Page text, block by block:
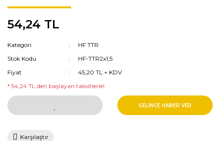
54,24 TL
Kategori
HF TTR
Stok Kodu
HF-TTR2x1,5
Fiyat
45,20 TL + KDV
* 54,24 TL den başlayan taksitlerle!
GELİNCE HABER VER
Karşılaştır